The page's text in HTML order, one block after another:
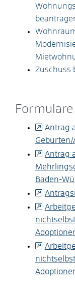
Zuschuss
Antrag
Antrag
Baden-